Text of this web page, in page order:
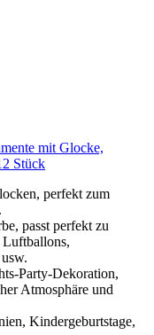
mit Glocke,
Stück
perfekt zum
passt perfekt zu
Luftballons,
Party-Dekoration,
Atmosphäre und
Kindergeburtstage,